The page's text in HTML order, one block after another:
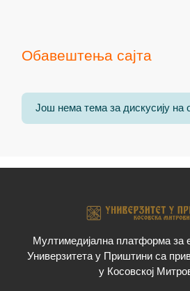
Обавештења сајта
Још нема тема за дискусију
Мултимедијална платформа за
Универзитета у Приштини са
у Косовској